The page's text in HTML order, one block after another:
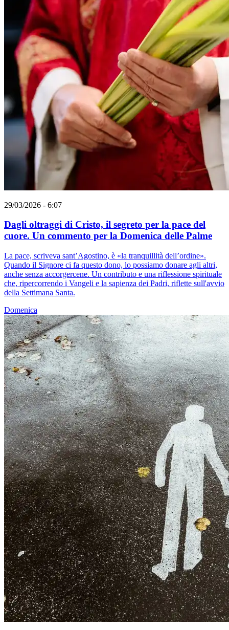
29/03/2026 - 6:07
Dagli oltraggi di Cristo, il segreto per la pace del
cuore. Un commento per la Domenica delle Palme
La pace, scriveva sant’Agostino, è «la tranquillità dell’ordine».
Quando il Signore ci fa questo dono, lo possiamo donare agli altri,
anche senza accorgercene. Un contributo e una riflessione spirituale
che, ripercorrendo i Vangeli e la sapienza dei Padri, riflette sull'avvio
della Settimana Santa.
Domenica